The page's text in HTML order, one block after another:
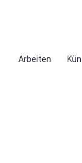
Arbeiten